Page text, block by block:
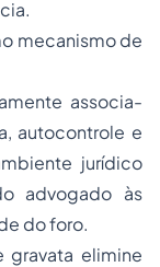
mecanismo de
associa-
autocontrole e
jurídico
advogado às
do foro.
gravata elimine